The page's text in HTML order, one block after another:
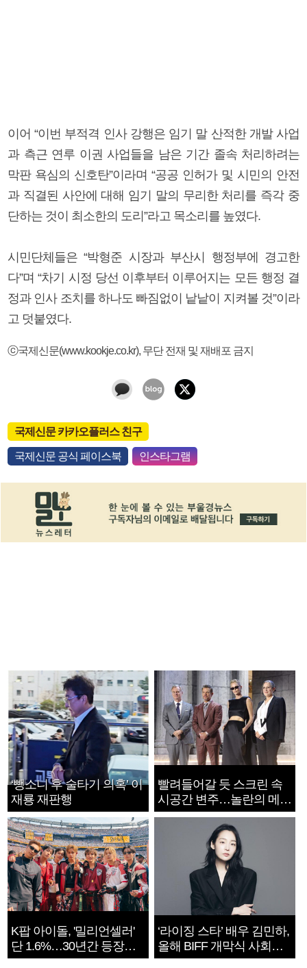
이어 “이번 부적격 인사 강행은 임기 말 산적한 개발 사업
과 측근 연루 이권 사업들을 남은 기간 졸속 처리하려는
막판 욕심의 신호탄”이라며 “공공 인허가 및 시민의 안전
과 직결된 사안에 대해 임기 말의 무리한 처리를 즉각 중
단하는 것이 최소한의 도리”라고 목소리를 높였다.
시민단체들은 “박형준 시장과 부산시 행정부에 경고한
다”며 “차기 시정 당선 이후부터 이루어지는 모든 행정 결
정과 인사 조치를 하나도 빠짐없이 낱낱이 지켜볼 것”이라
고 덧붙였다.
ⓒ국제신문(www.kookje.co.kr), 무단 전재 및 재배포 금지
국제신문 카카오플러스 친구
국제신문 공식 페이스북 인스타그램
‘뺑소니 후 술타기 의혹’ 이
재룡 재판행
빨려들어갈 듯 스크린 속
시공간 변주…놀란의 메시
지는 ‘전쟁 속죄’
K팝 아이돌, '밀리언셀러'
단 1.6%…30년간 등장
1182개팀 전수조사
‘라이징 스타’ 배우 김민하,
올해 BIFF 개막식 사회자
확정